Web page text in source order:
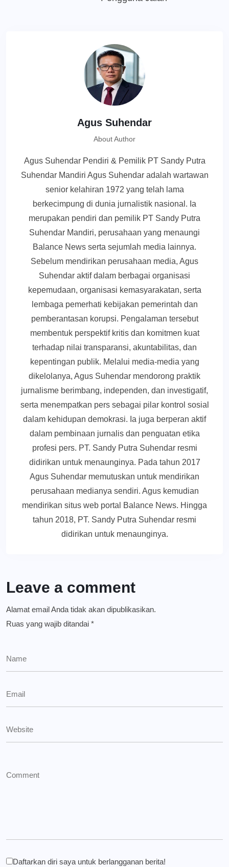
Agus Suhendar
About Author
Agus Suhendar Pendiri & Pemilik PT Sandy Putra
Suhendar Mandiri Agus Suhendar adalah wartawan
senior kelahiran 1972 yang telah lama
berkecimpung di dunia jurnalistik nasional. Ia
merupakan pendiri dan pemilik PT Sandy Putra
Suhendar Mandiri, perusahaan yang menaungi
Balance News serta sejumlah media lainnya.
Sebelum mendirikan perusahaan media, Agus
Suhendar aktif dalam berbagai organisasi
kepemudaan, organisasi kemasyarakatan, serta
lembaga pemerhati kebijakan pemerintah dan
pemberantasan korupsi. Pengalaman tersebut
membentuk perspektif kritis dan komitmen kuat
terhadap nilai transparansi, akuntabilitas, dan
kepentingan publik. Melalui media-media yang
dikelolanya, Agus Suhendar mendorong praktik
jurnalisme berimbang, independen, dan investigatif,
serta menempatkan pers sebagai pilar kontrol sosial
dalam kehidupan demokrasi. Ia juga berperan aktif
dalam pembinaan jurnalis dan penguatan etika
profesi pers. PT. Sandy Putra Suhendar resmi
didirikan untuk menaunginya. Pada tahun 2017
Agus Suhendar memutuskan untuk mendirikan
perusahaan medianya sendiri. Agus kemudian
mendirikan situs web portal Balance News. Hingga
tahun 2018, PT. Sandy Putra Suhendar resmi
didirikan untuk menaunginya.
Leave a comment
Alamat email Anda tidak akan dipublikasikan.
Ruas yang wajib ditandai *
Daftarkan diri saya untuk berlangganan berita!